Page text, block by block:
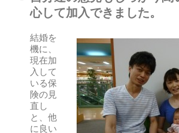
心して加入できました。
結婚を
機に、
現在加
入して
いる保
険の見
直し
と、他
に良い